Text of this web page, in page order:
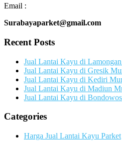
Email :
Surabayaparket@gmail.com
Recent Posts
Jual Lantai Kayu di
Jual Lantai Kayu di Gresik
Jual Lantai Kayu di Kediri
Jual Lantai Kayu di Madiun
Jual Lantai Kayu di
Categories
Harga Jual Lantai Kayu Parket